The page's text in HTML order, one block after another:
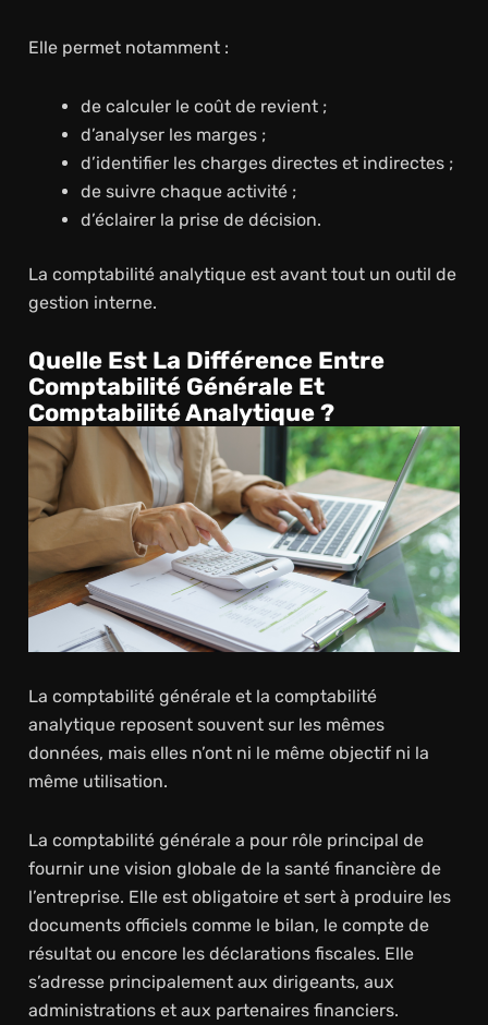
Elle permet notamment :
de calculer le coût de revient ;
d’analyser les marges ;
d’identifier les charges directes et indirectes ;
de suivre chaque activité ;
d’éclairer la prise de décision.
La comptabilité analytique est avant tout un outil de
gestion interne.
Quelle Est La Différence Entre
Comptabilité Générale Et
Comptabilité Analytique ?
La comptabilité générale et la comptabilité
analytique reposent souvent sur les mêmes
données, mais elles n’ont ni le même objectif ni la
même utilisation.
La comptabilité générale a pour rôle principal de
fournir une vision globale de la santé financière de
l’entreprise. Elle est obligatoire et sert à produire les
documents officiels comme le bilan, le compte de
résultat ou encore les déclarations fiscales. Elle
s’adresse principalement aux dirigeants, aux
administrations et aux partenaires financiers.